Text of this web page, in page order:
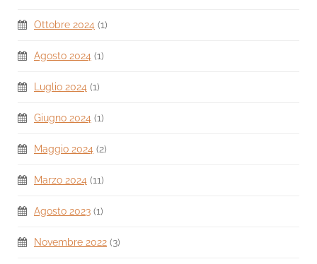
Ottobre 2024 (1)
Agosto 2024 (1)
Luglio 2024 (1)
Giugno 2024 (1)
Maggio 2024 (2)
Marzo 2024 (11)
Agosto 2023 (1)
Novembre 2022 (3)